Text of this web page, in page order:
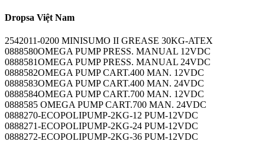
Dropsa Việt Nam
2542011-0200 MINISUMO II GREASE 30KG-ATEX
0888580OMEGA PUMP PRESS. MANUAL 12VDC
0888581OMEGA PUMP PRESS. MANUAL 24VDC
0888582OMEGA PUMP CART.400 MAN. 12VDC
0888583OMEGA PUMP CART.400 MAN. 24VDC
0888584OMEGA PUMP CART.700 MAN. 12VDC
0888585 OMEGA PUMP CART.700 MAN. 24VDC
0888270-ECOPOLIPUMP-2KG-12 PUM-12VDC
0888271-ECOPOLIPUMP-2KG-24 PUM-12VDC
0888272-ECOPOLIPUMP-2KG-36 PUM-12VDC